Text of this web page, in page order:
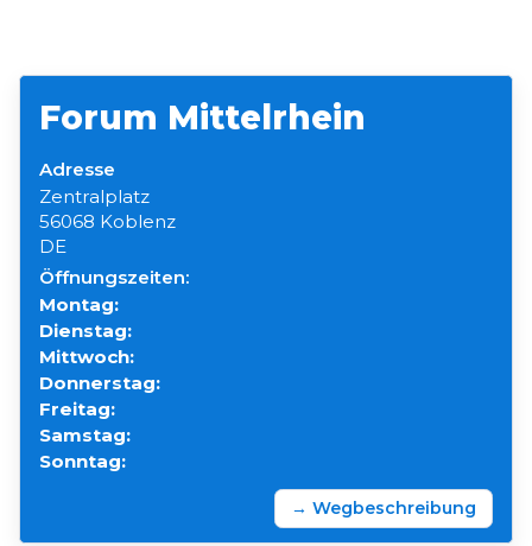
Forum Mittelrhein
Adresse
Zentralplatz
56068 Koblenz
DE
Öffnungszeiten:
Montag:
Dienstag:
Mittwoch:
Donnerstag:
Freitag:
Samstag:
Sonntag:
→ Wegbeschreibung